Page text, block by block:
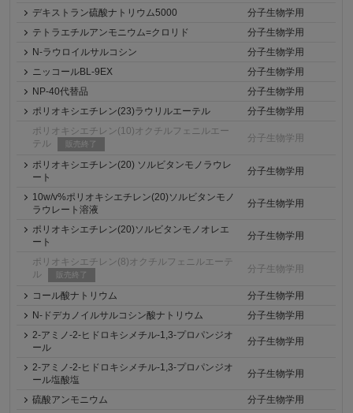
デキストラン硫酸ナトリウム5000
分子生物学用
テトラエチルアンモニウム=クロリド
分子生物学用
N-ラウロイルサルコシン
分子生物学用
ニッコールBL-9EX
分子生物学用
NP-40代替品
分子生物学用
ポリオキシエチレン(23)ラウリルエーテル
分子生物学用
ポリオキシエチレン(10)オクチルフェニルエー
テル
販売終了
分子生物学用
ポリオキシエチレン(20) ソルビタンモノラウレ
ート
分子生物学用
10w/v%ポリオキシエチレン(20)ソルビタンモノ
ラウレート溶液
分子生物学用
ポリオキシエチレン(20)ソルビタンモノオレエ
ート
分子生物学用
ポリオキシエチレン(8)オクチルフェニルエーテ
ル
販売終了
分子生物学用
コール酸ナトリウム
分子生物学用
N-ドデカノイルサルコシン酸ナトリウム
分子生物学用
2-アミノ-2-ヒドロキシメチル-1,3-プロパンジオ
ール
分子生物学用
2-アミノ-2-ヒドロキシメチル-1,3-プロパンジオ
ール塩酸塩
分子生物学用
硫酸アンモニウム
分子生物学用